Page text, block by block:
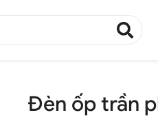
Đèn ốp trần